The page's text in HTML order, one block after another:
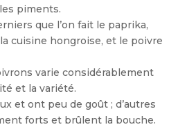
piments.
que l’on fait le paprika,
cuisine hongroise, et le poivre
varie considérablement
et la variété.
et ont peu de goût ; d’autres
forts et brûlent la bouche.